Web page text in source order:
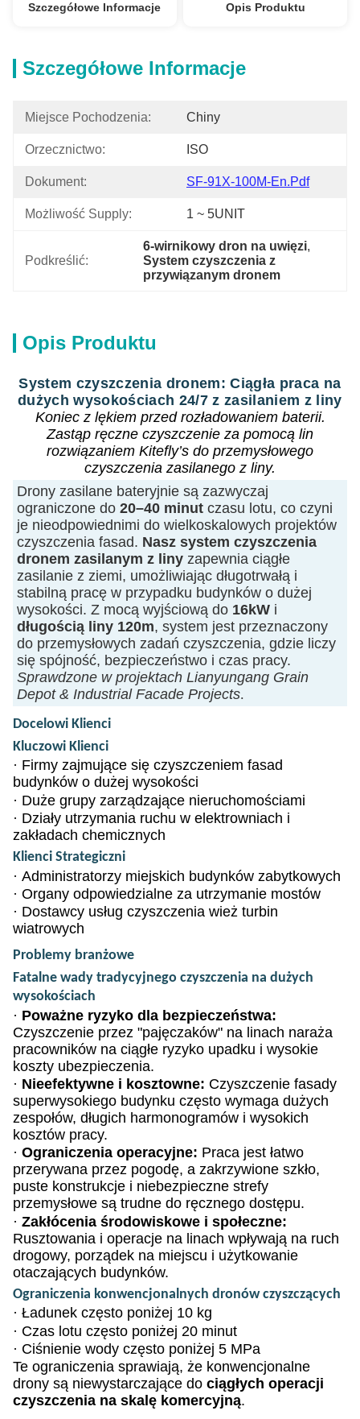
Szczegółowe Informacje Opis Produktu
Szczegółowe Informacje
Miejsce Pochodzenia: Chiny
Orzecznictwo: ISO
Dokument: SF-91X-100M-En.pdf
Możliwość Supply: 1 ~ 5UNIT
Podkreślić:
6-wirnikowy dron na uwięzi,
System czyszczenia z
przywiązanym dronem
Opis Produktu
System czyszczenia dronem: Ciągła praca na
dużych wysokościach 24/7 z zasilaniem z liny
Koniec z lękiem przed rozładowaniem baterii.
Zastąp ręczne czyszczenie za pomocą lin
rozwiązaniem Kitefly’s do przemysłowego
czyszczenia zasilanego z liny.
Drony zasilane bateryjnie są zazwyczaj
ograniczone do20–40 minut czasu lotu, co czyni
je nieodpowiednimi do wielkoskalowych projektów
czyszczenia fasad. Nasz system czyszczenia
dronem zasilanym z liny zapewnia ciągłe
zasilanie z ziemi, umożliwiając długotrwałą i
stabilną pracę w przypadku budynków o dużej
wysokości. Z mocą wyjściową do 16kW i
długością liny 120m, system jest przeznaczony
do przemysłowych zadań czyszczenia, gdzie liczy
się spójność, bezpieczeństwo i czas pracy.
Sprawdzone w projektach Lianyungang Grain
Depot & Industrial Facade Projects.
Docelowi Klienci
Kluczowi Klienci
· Firmy zajmujące się czyszczeniem fasad
budynków o dużej wysokości
· Duże grupy zarządzające nieruchomościami
· Działy utrzymania ruchu w elektrowniach i
zakładach chemicznych
Klienci Strategiczni
· Administratorzy miejskich budynków zabytkowych
· Organy odpowiedzialne za utrzymanie mostów
· Dostawcy usług czyszczenia wież turbin
wiatrowych
Problemy branżowe
Fatalne wady tradycyjnego czyszczenia na dużych
wysokościach
· Poważne ryzyko dla bezpieczeństwa:
Czyszczenie przez "pajęczaków" na linach naraża
pracowników na ciągłe ryzyko upadku i wysokie
koszty ubezpieczenia.
· Nieefektywne i kosztowne: Czyszczenie fasady
superwysokiego budynku często wymaga dużych
zespołów, długich harmonogramów i wysokich
kosztów pracy.
· Ograniczenia operacyjne: Praca jest łatwo
przerywana przez pogodę, a zakrzywione szkło,
puste konstrukcje i niebezpieczne strefy
przemysłowe są trudne do ręcznego dostępu.
· Zakłócenia środowiskowe i społeczne:
Rusztowania i operacje na linach wpływają na ruch
drogowy, porządek na miejscu i użytkowanie
otaczających budynków.
Ograniczenia konwencjonalnych dronów czyszczących
· Ładunek często poniżej 10 kg
· Czas lotu często poniżej 20 minut
· Ciśnienie wody często poniżej 5 MPa
Te ograniczenia sprawiają, że konwencjonalne
drony są niewystarczające do ciągłych operacji
czyszczenia na skalę komercyjną.